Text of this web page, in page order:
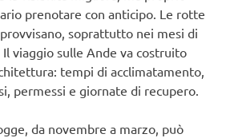
prenotare con anticipo. Le rotte
soprattutto nei mesi di
viaggio sulle Ande va costruito
tempi di acclimatamento,
permessi e giornate di recupero.
da novembre a marzo, può